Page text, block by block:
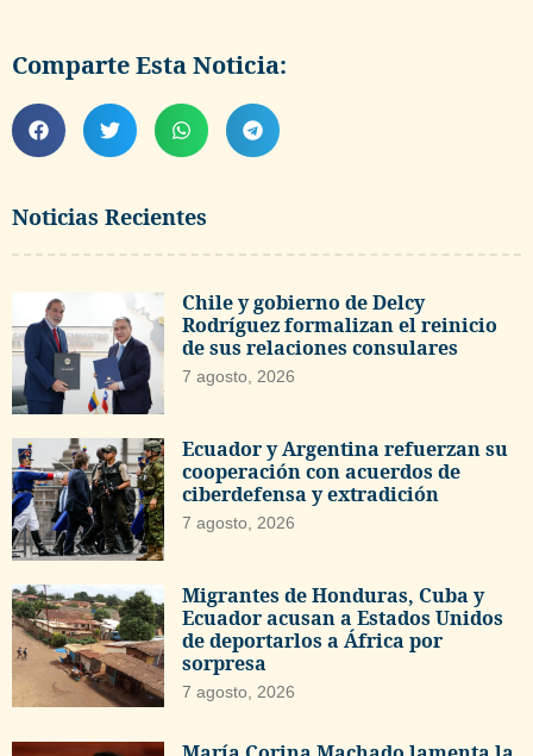
Noticias Recientes
Chile y gobierno de Delcy
Rodríguez formalizan el reinicio
de sus relaciones consulares
7 agosto, 2026
Ecuador y Argentina refuerzan su
cooperación con acuerdos de
ciberdefensa y extradición
7 agosto, 2026
Migrantes de Honduras, Cuba y
Ecuador acusan a Estados Unidos
de deportarlos a África por
sorpresa
7 agosto, 2026
Comparte Esta Noticia: